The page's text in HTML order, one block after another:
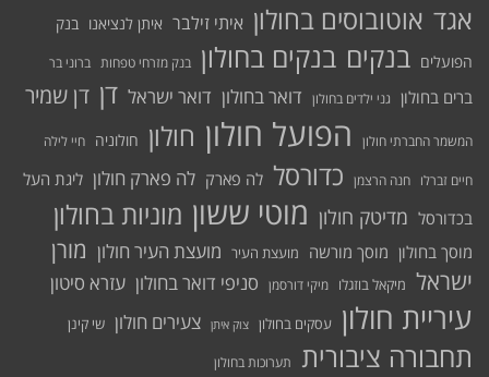
אגד אוטובוסים בחולון איתי זילבר איתן לנציאנו בנק
הפועלים בנקים בנקים בחולון בנק מזרחי טפחות ברוני בר
ברים בחולון גני ילדים בחולון דואר בחולון דואר ישראל דן דן שמיר
המשמר החברתי חולון הפועל חולון חולון חולוניה חיי לילה
חיים זברלו חנה הרצמן כדורסל לה פארק לה פארק חולון ליגת העל
בכדורסל מדיטק חולון מוטי ששון מוניות בחולון
מוסך בחולון מוסך מורשה מועצת העיר מועצת העיר חולון מורן
ישראל מיקאל בוזגלו מיקי דורסמן סניפי דואר בחולון עזרא סיטון
עיריית חולון עסקים בחולון צוק איתן צעירים חולון שי קינן
תחבורה ציבורית תערוכות בחולון